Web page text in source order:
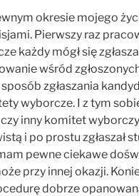
okresie mojego
Pierwszy raz
każdy mógł się
wśród
zgłaszania
wyborcze. I z tym
czy inny komitet
i po prostu zgłaszał
pewne ciekawe
przy innej okazji.
dobrze